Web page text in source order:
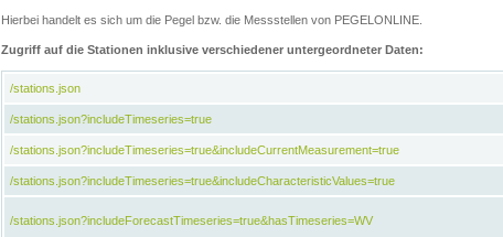
Hierbei handelt es sich um die Pegel bzw. die Messstellen von PEGELONLINE.
Zugriff auf die Stationen inklusive verschiedener untergeordneter Daten:
/stations.json
/stations.json?includeTimeseries=true
/stations.json?includeTimeseries=true&includeCurrentMeasurement=true
/stations.json?includeTimeseries=true&includeCharacteristicValues=true
/stations.json?includeForecastTimeseries=true&hasTimeseries=WV